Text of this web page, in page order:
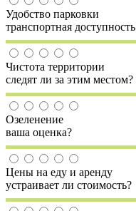
Удобство парковки
транспортная доступность
Чистота территории
следят ли за этим местом?
Озеленение
ваша оценка?
Цены на еду и аренду
устраивает ли стоимость?